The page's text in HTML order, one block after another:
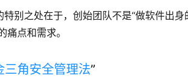
特别之处在于，创始团队不是“做软件出
痛点和需求。
三角安全管理法”